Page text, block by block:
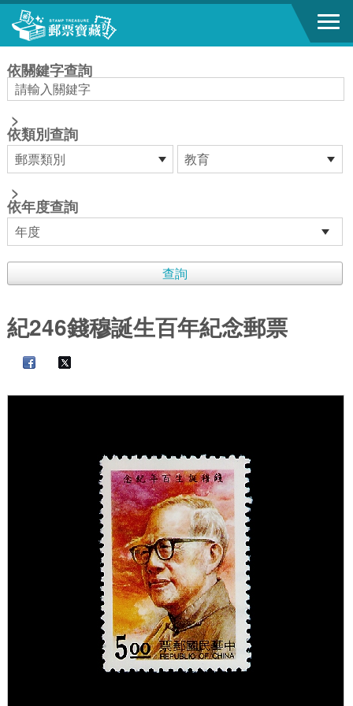
跳到主要內容區塊
依關鍵字查詢
>
依類別查詢
>
依年度查詢
紀246錢穆誕生百年紀念郵票